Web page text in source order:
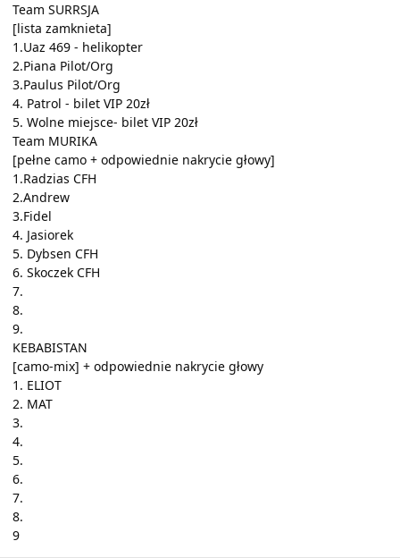
Team SURRSJA
[lista zamknieta]
1.Uaz 469 - helikopter
2.Piana Pilot/Org
3.Paulus Pilot/Org
4. Patrol - bilet VIP 20zł
5. Wolne miejsce- bilet VIP 20zł
Team MURIKA
[pełne camo + odpowiednie nakrycie głowy]
1.Radzias CFH
2.Andrew
3.Fidel
4. Jasiorek
5. Dybsen CFH
6. Skoczek CFH
7.
8.
9.
KEBABISTAN
[camo-mix] + odpowiednie nakrycie głowy
1. ELIOT
2. MAT
3.
4.
5.
6.
7.
8.
9